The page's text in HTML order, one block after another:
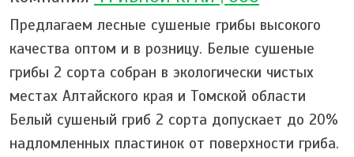
Предлагаем лесные сушеные грибы высокого
качества оптом и в розницу. Белые сушеные
грибы 2 сорта собран в экологически чистых
местах Алтайского края и Томской области
Белый сушеный гриб 2 сорта допускает до 20%
надломленных пластинок от поверхности гриба.